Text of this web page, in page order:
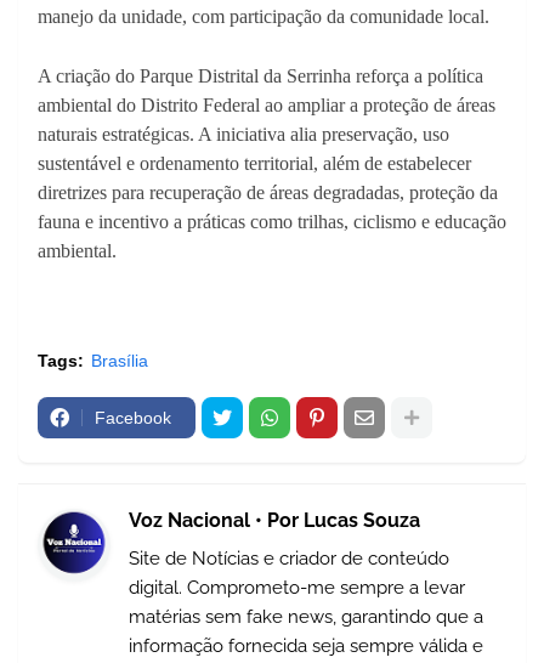
manejo da unidade, com participação da comunidade local.
A criação do Parque Distrital da Serrinha reforça a política
ambiental do Distrito Federal ao ampliar a proteção de áreas
naturais estratégicas. A iniciativa alia preservação, uso
sustentável e ordenamento territorial, além de estabelecer
diretrizes para recuperação de áreas degradadas, proteção da
fauna e incentivo a práticas como trilhas, ciclismo e educação
ambiental.
Tags: Brasília
Facebook
Voz Nacional • Por Lucas Souza
Site de Notícias e criador de conteúdo
digital. Comprometo-me sempre a levar
matérias sem fake news, garantindo que a
informação fornecida seja sempre válida e